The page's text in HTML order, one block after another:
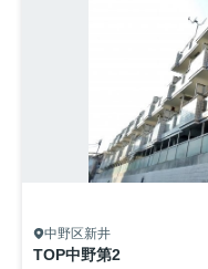
中野区新井
TOP中野第2